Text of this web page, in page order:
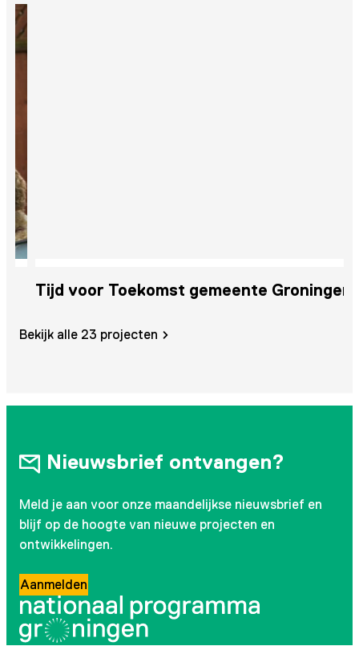
Bekijk alle 23 projecten
Tijd voor Toekomst gemeente Groningen
Nieuwsbrief ontvangen?
Meld je aan voor onze maandelijkse nieuwsbrief en
blijf op de hoogte van nieuwe projecten en
ontwikkelingen.
Aanmelden